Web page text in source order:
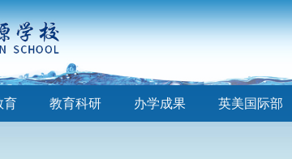
育 教育科研 办学成果 英美国际部